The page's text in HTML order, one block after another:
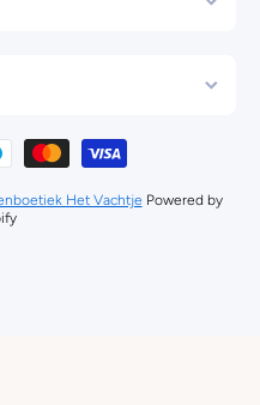
Het Vachtje Powered by